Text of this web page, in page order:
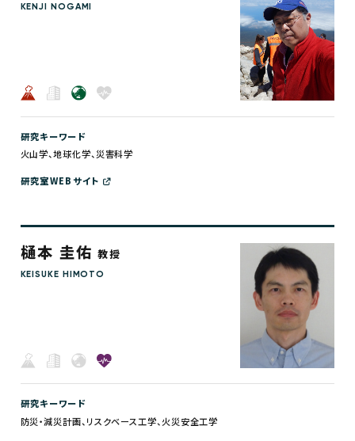
KENJI NOGAMI
研究キーワード
火山学、地球化学、災害科学
研究室WEBサイト
樋本 圭佑教授
KEISUKE HIMOTO
研究キーワード
防災・減災計画、リスクベース工学、火災安全工学